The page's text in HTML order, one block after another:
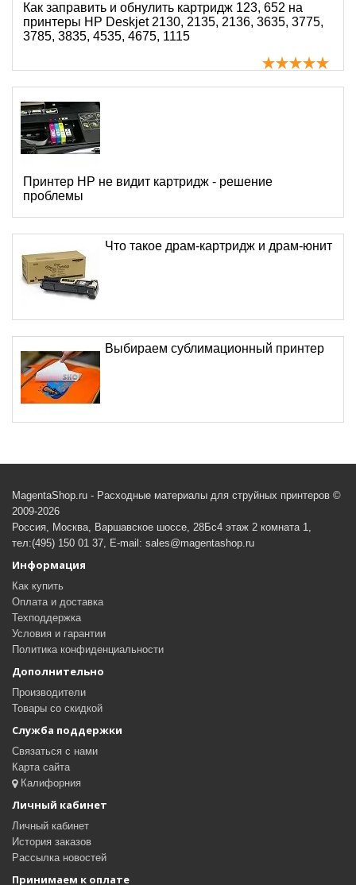
Как заправить и обнулить картридж 123, 652 на
принтеры HP Deskjet 2130, 2135, 2136, 3635, 3775,
3785, 3835, 4535, 4675, 1115
Принтер HP не видит картридж - решение
проблемы
Что такое драм-картридж и драм-юнит
Выбираем сублимационный принтер
MagentaShop.ru - Расходные материалы для струйных принтеров ©
2009-2026
Россия, Москва, Варшавское шоссе, 28Бс4 этаж 2 комната 1,
тел:(495) 150 01 37, E-mail: sales@magentashop.ru
Информация
Как купить
Оплата и доставка
Техподдержка
Условия и гарантии
Политика конфиденциальности
Дополнительно
Производители
Товары со скидкой
Служба поддержки
Связаться с нами
Карта сайта
Калифорния
Личный кабинет
Личный кабинет
История заказов
Рассылка новостей
Принимаем к оплате